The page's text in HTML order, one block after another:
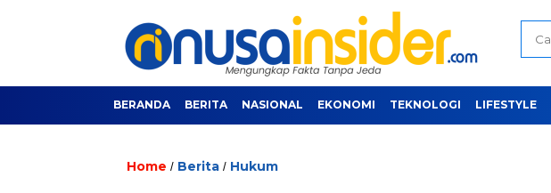
BERANDA BERITA NASIONAL EKONOMI TEKNOLOGI LIFESTYLE
Home / Berita / Hukum